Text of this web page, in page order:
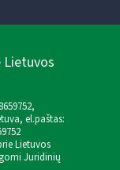
Lietuvos
el.paštas:
Lietuvos
Juridinių